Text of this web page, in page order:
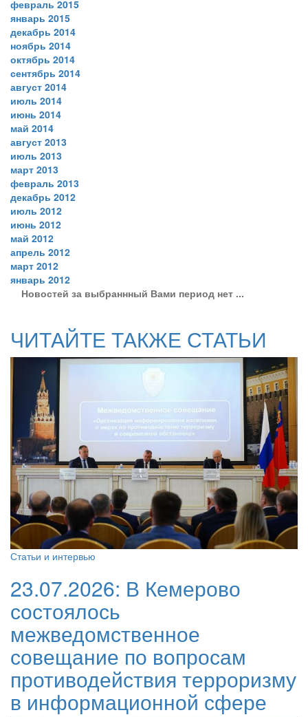
февраль 2015
январь 2015
декабрь 2014
ноябрь 2014
октябрь 2014
сентябрь 2014
август 2014
июль 2014
июнь 2014
май 2014
август 2013
июль 2013
март 2013
февраль 2013
декабрь 2012
июль 2012
июнь 2012
май 2012
апрель 2012
март 2012
январь 2012
Новостей за выбраннный Вами период нет ...
ЧИТАЙТЕ ТАКЖЕ СТАТЬИ
Статьи и интервью
23.07.2026: В Кемерово
состоялось
межведомственное
совещание по вопросам
противодействия терроризму
в информационной сфере